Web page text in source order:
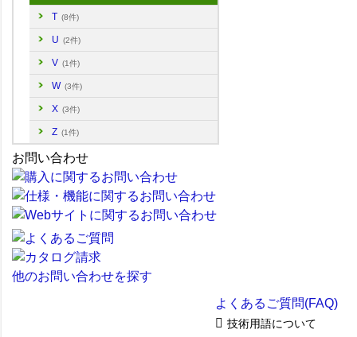
T (8件)
U (2件)
V (1件)
W (3件)
X (3件)
Z (1件)
お問い合わせ
他のお問い合わせを探す
よくあるご質問(FAQ)
技術用語について